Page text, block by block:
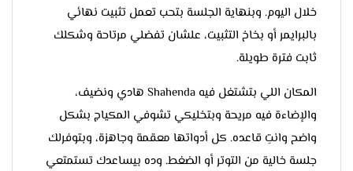
خلال اليوم. وبنهاية الجلسة بتحب تعمل تثبيت نهائي
بالبرايمر أو بخاخ التثبيت، علشان تفضلي مرتاحة وشكلك
ثابت فترة طويلة.
المكان اللي بتشتغل فيه Shahenda هادي ونضيف،
والإضاءة فيه مريحة وبتخليكي تشوفي المكياج بشكل
واضح وانتِ قاعده. كل أدواتها معقمة وجاهزة، وبتوفرلك
جلسة خالية من التوتر أو الضغط. وده بيساعدك تستمتعي